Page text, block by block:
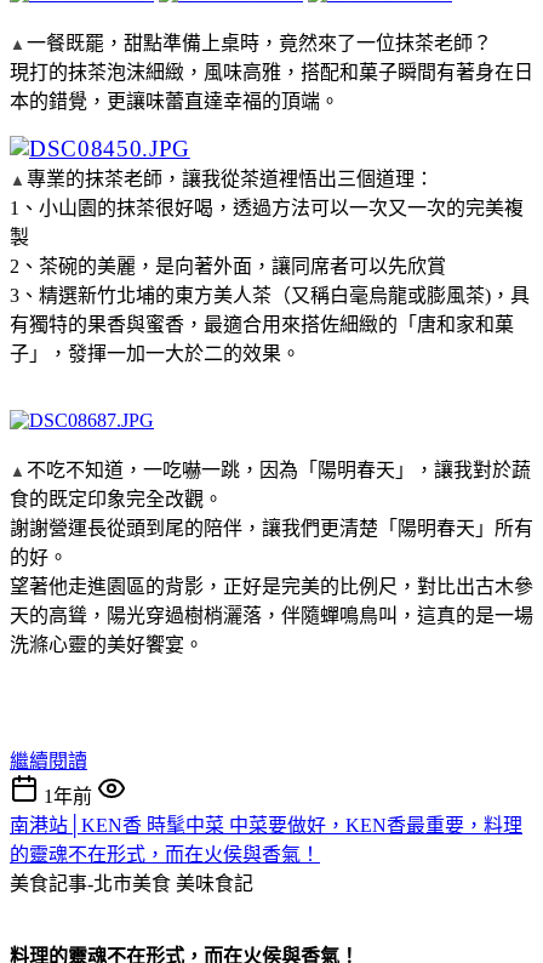
▲ 一餐既罷，甜點準備上桌時，竟然來了一位抹茶老師？
現打的抹茶泡沫細緻，風味高雅，搭配和菓子瞬間有著身在日
本的錯覺，更讓味蕾直達幸福的頂端。
▲ 專業的抹茶老師，讓我從茶道裡悟出三個道理：
1、小山園的抹茶很好喝，透過方法可以一次又一次的完美複
製
2、茶碗的美麗，是向著外面，讓同席者可以先欣賞
3、精選新竹北埔的東方美人茶（又稱白毫烏龍或膨風茶)，具
有獨特的果香與蜜香，最適合用來搭佐細緻的「唐和家和菓
子」，發揮一加一大於二的效果。
▲ 不吃不知道，一吃嚇一跳，因為「陽明春天」，讓我對於蔬
食的既定印象完全改觀。
謝謝營運長從頭到尾的陪伴，讓我們更清楚「陽明春天」所有
的好。
望著他走進園區的背影，正好是完美的比例尺，對比出古木參
天的高聳，陽光穿過樹梢灑落，伴隨蟬鳴鳥叫，這真的是一場
洗滌心靈的美好饗宴。
繼續閱讀
1年前
南港站│KEN香 時髦中菜 中菜要做好，KEN香最重要，料理
的靈魂不在形式，而在火侯與香氣！
美食記事-北市美食 美味食記
料理的靈魂不在形式，而在火侯與香氣！